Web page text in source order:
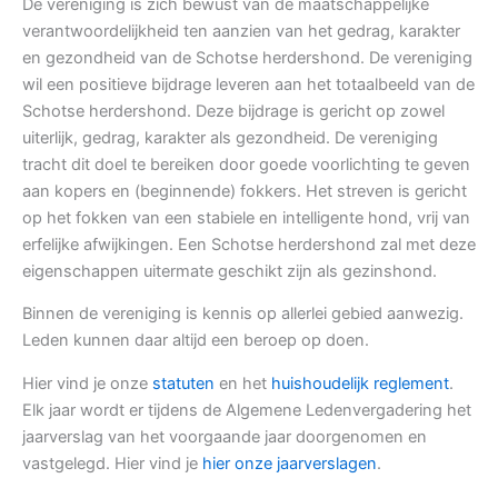
verantwoordelijkheid ten aanzien van het gedrag, karakter
en gezondheid van de Schotse herdershond. De vereniging
wil een positieve bijdrage leveren aan het totaalbeeld van de
Schotse herdershond. Deze bijdrage is gericht op zowel
uiterlijk, gedrag, karakter als gezondheid. De vereniging
tracht dit doel te bereiken door goede voorlichting te geven
aan kopers en (beginnende) fokkers. Het streven is gericht
op het fokken van een stabiele en intelligente hond, vrij van
erfelijke afwijkingen. Een Schotse herdershond zal met deze
eigenschappen uitermate geschikt zijn als gezinshond.
Binnen de vereniging is kennis op allerlei gebied aanwezig.
Leden kunnen daar altijd een beroep op doen.
Hier vind je onze statuten en het huishoudelijk reglement.
Elk jaar wordt er tijdens de Algemene Ledenvergadering het
jaarverslag van het voorgaande jaar doorgenomen en
vastgelegd. Hier vind je hier onze jaarverslagen.